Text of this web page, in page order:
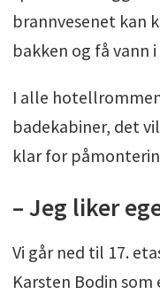
brannvesenet kan
bakken og få vann
I alle
badekabiner, det
klar for
– Jeg liker
Vi går ned til 17.
Karsten Bodin som